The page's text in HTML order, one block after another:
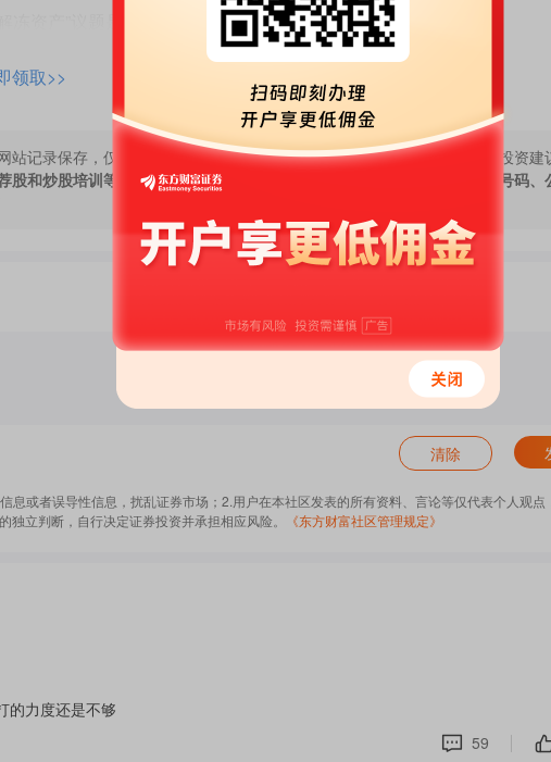
冻资产”议题是眼下美伊谈判的主要焦点之一。
受美国有线电视新闻网记者采访时表示，美伊能否达成协议，取决
。雷扎伊说，美国政府若能解冻伊朗资产，将是一种“建立信任的举措
腰包。白宫新闻秘书莱维特3月说，美国总统特朗普曾有意呼吁相关
他确实有过的一个想法”。
的攻击无人机，随后空袭伊朗戈鲁克地区和格什姆岛的沿海雷达
巴林的美军第五舰队设施发起导弹袭击。
。伊朗塔斯尼姆通讯社随后报道称，位于巴林的美国海军第五舰队总
认第五舰队总部遭到破坏，称伊朗发射的弹道导弹大部分被拦截。
伊朗学生通讯社报道，巴基斯坦内政部长纳克维6日抵达德黑兰，
说，他带了一封由巴基斯坦陆军参谋长穆尼尔和总理夏巴兹写的“特
美国则希望将两者分开处理。
报，以色列升级在黎巴嫩的军事行动，可能导致美伊谈判脱轨。3日
与以色列总理内塔尼亚胡通话时爆粗口，斥责后者“疯了”，但称两人“合
领取>>
站记录保存，仅代表作者个人观点，与本网站立场无关，不对您构成任何投资建
股和炒股培训等宣传内容，远离非法证券活动。请勿添加发言用户的手机号码、
清除
息或者误导性信息，扰乱证券市场；2.用户在本社区发表的所有资料、言论等仅代表个人观点
立判断，自行决定证券投资并承担相应风险。
《东方财富社区管理规定》
的力度还是不够
59